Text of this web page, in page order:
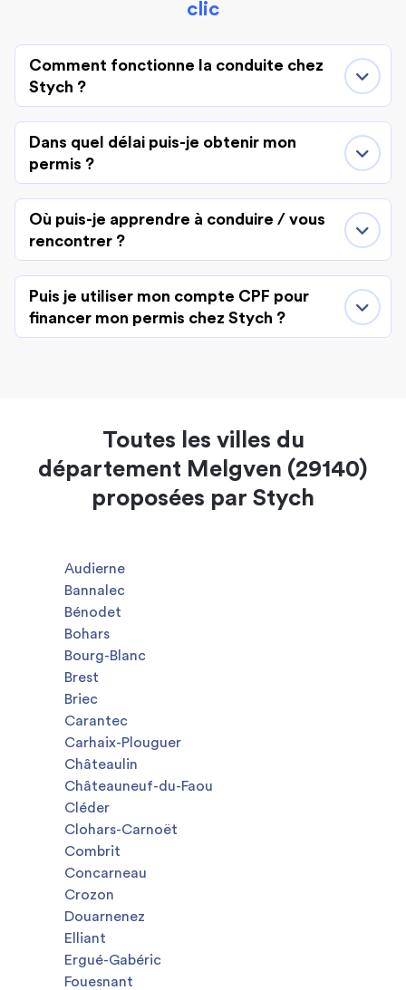
clic
Comment fonctionne la conduite chez
Stych ?
Dans quel délai puis-je obtenir mon
permis ?
Où puis-je apprendre à conduire / vous
rencontrer ?
Puis je utiliser mon compte CPF pour
financer mon permis chez Stych ?
Toutes les villes du
département Melgven (29140)
proposées par Stych
Audierne
Bannalec
Bénodet
Bohars
Bourg-Blanc
Brest
Briec
Carantec
Carhaix-Plouguer
Châteaulin
Châteauneuf-du-Faou
Cléder
Clohars-Carnoët
Combrit
Concarneau
Crozon
Douarnenez
Elliant
Ergué-Gabéric
Fouesnant